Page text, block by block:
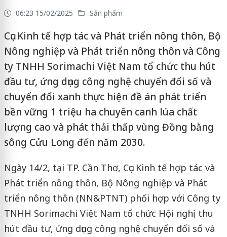
06:23 15/02/2025 Sản phẩm
Cục Kinh tế hợp tác và Phát triển nông thôn, Bộ
Nông nghiệp và Phát triển nông thôn và Công
ty TNHH Sorimachi Việt Nam tổ chức thu hút
đầu tư, ứng dụng công nghệ chuyển đổi số và
chuyển đổi xanh thực hiện đề án phát triển
bền vững 1 triệu ha chuyên canh lúa chất
lượng cao và phát thải thấp vùng Đồng bằng
sông Cửu Long đến năm 2030.
Ngày 14/2, tại TP. Cần Thơ, Cục Kinh tế hợp tác và
Phát triển nông thôn, Bộ Nông nghiệp và Phát
triển nông thôn (NN&PTNT) phối hợp với Công ty
TNHH Sorimachi Việt Nam tổ chức Hội nghị thu
hút đầu tư, ứng dụng công nghệ chuyển đổi số và